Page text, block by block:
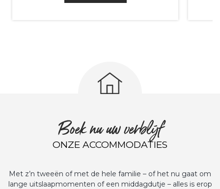
Boek nu uw verblijf
ONZE ACCOMMODATIES
Met z’n tweeën of met de hele familie – of het nu gaat om
lange uitslaapmomenten of een middagdutje – alles is erop